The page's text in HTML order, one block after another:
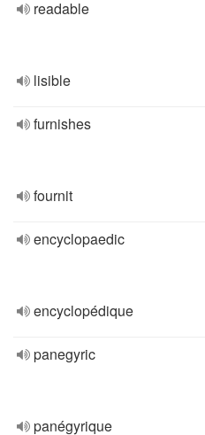
readable
lisible
furnishes
fournit
encyclopaedic
encyclopédique
panegyric
panégyrique